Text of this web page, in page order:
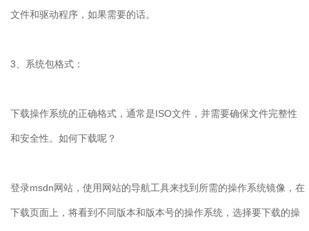
文件和驱动程序，如果需要的话。
3、系统包格式：
下载操作系统的正确格式，通常是ISO文件，并需要确保文件完整性
和安全性。如何下载呢？
登录msdn网站，使用网站的导航工具来找到所需的操作系统镜像，在
下载页面上，将看到不同版本和版本号的操作系统，选择要下载的操